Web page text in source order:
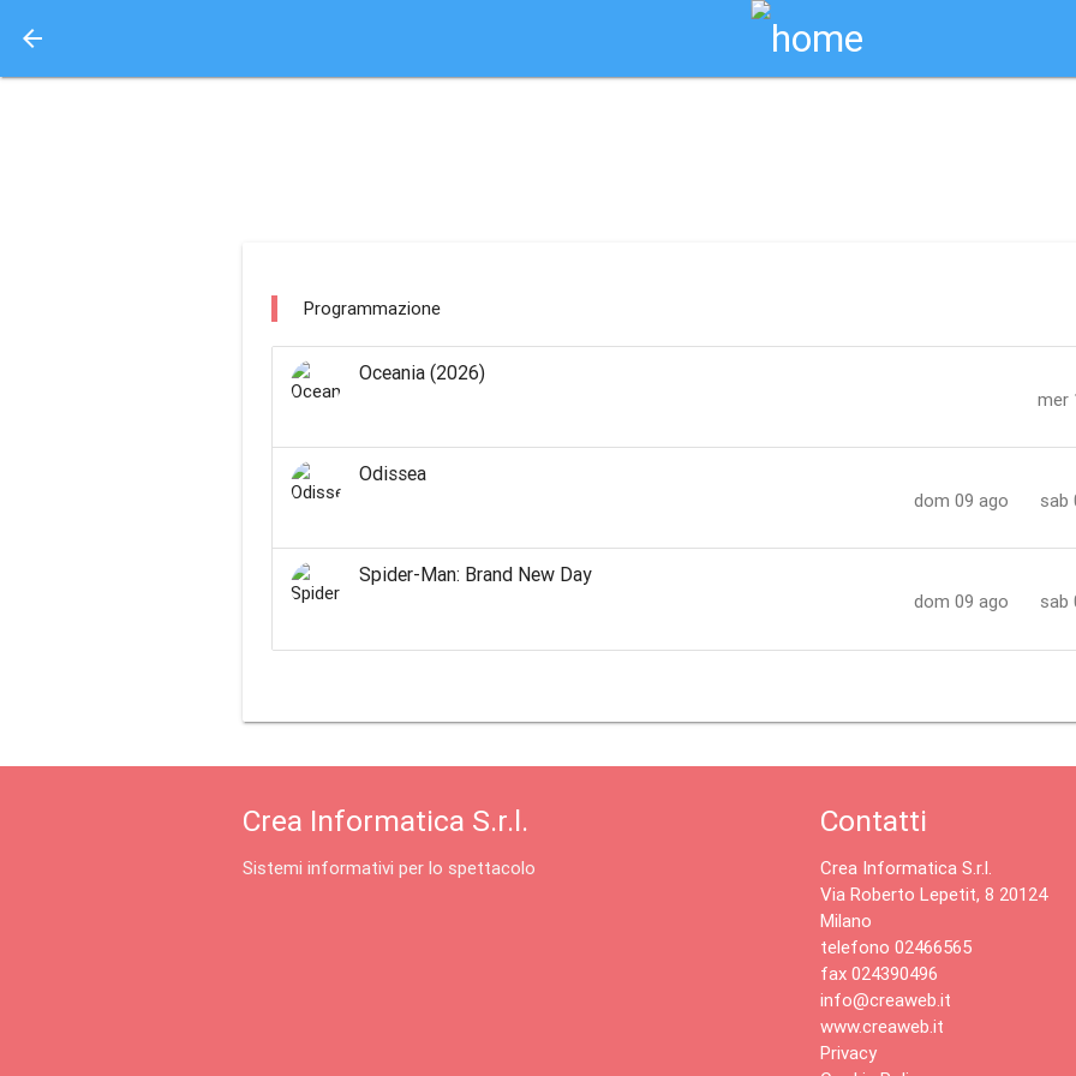
arrow_back
Programmazione
Oceania (2026)
mer
Odissea
sab
dom 09 ago
Spider-Man: Brand New Day
sab
dom 09 ago
Crea Informatica S.r.l.
Sistemi informativi per lo spettacolo
Contatti
Crea Informatica S.r.l.
Via Roberto Lepetit, 8 20124
Milano
telefono 02466565
fax 024390496
info@creaweb.it
www.creaweb.it
Privacy